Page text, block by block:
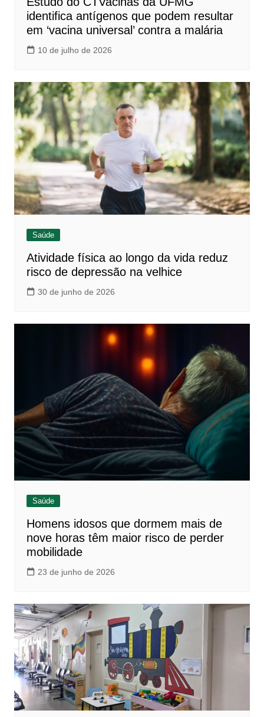
identifica antígenos que podem resultar
em ‘vacina universal’ contra a malária
10 de julho de 2026
Saúde
Atividade física ao longo da vida reduz
risco de depressão na velhice
30 de junho de 2026
Saúde
Homens idosos que dormem mais de
nove horas têm maior risco de perder
mobilidade
23 de junho de 2026